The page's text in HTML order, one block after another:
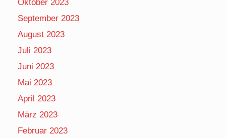
Oktober 2023
September 2023
August 2023
Juli 2023
Juni 2023
Mai 2023
April 2023
März 2023
Februar 2023